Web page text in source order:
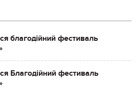
благодійний фестиваль
Благодійний фестиваль